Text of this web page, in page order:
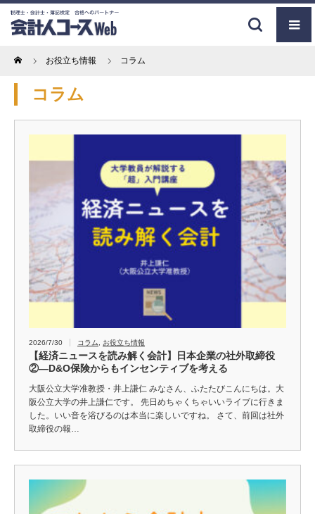
Home お役立ち情報 コラム
コラム
2026/7/30 コラム お役立ち情報
【経済ニュースを読み解く会計】日本企業の社外取締役
②―D&O保険からもインセンティブを考える
大阪公立大学准教授・井上謙仁 みなさん、ふたたびこんにちは。大
阪公立大学の井上謙仁です。 先日めちゃくちゃいいライブに行きま
した。いい音を浴びるのは本当に楽しいですね。 さて、前回は社外
取締役の報…